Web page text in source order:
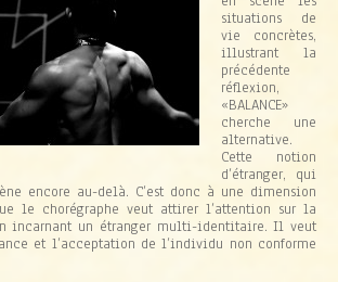
situations de
vie concrètes,
illustrant la
précédente
réflexion,
«BALANCE»
cherche une
alternative.
Cette notion
d’étranger, qui
encore au-delà. C’est donc à une dimension
le chorégraphe veut attirer l’attention sur la
incarnant un étranger multi-identitaire. Il veut
et l’acceptation de l’individu non conforme